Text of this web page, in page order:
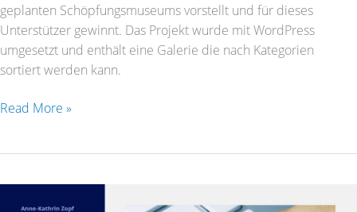
geplanten Schöpfungsmuseums vorstellt und für dieses
Unterstützer gewinnt. Das Projekt wurde mit WordPress
umgesetzt und enthält eine Galerie die nach Kategorien
sortiert werden kann.
Read More »